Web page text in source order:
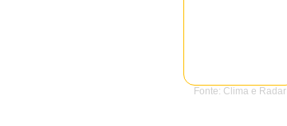
Fonte: Clima e Radar